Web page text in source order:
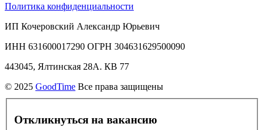
Политика конфиденциальности
ИП Кочеровский Александр Юрьевич
ИНН 631600017290 ОГРН 304631629500090
443045, Ялтинская 28А. КВ 77
© 2025 GoodTime Все права защищены
Откликнуться на вакансию